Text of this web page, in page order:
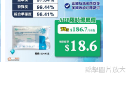
點擊圖片放大